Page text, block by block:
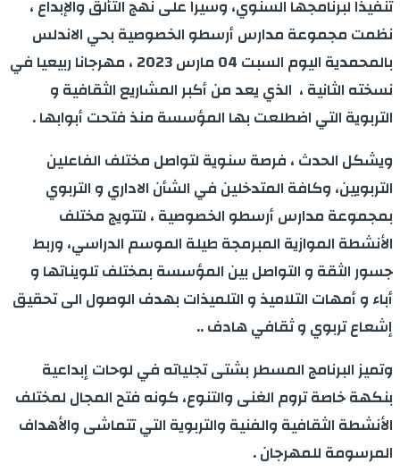
تنفيذا لبرنامجها السنوي، وسيرا على نهج التألق والإبداع ،
نظمت مجموعة مدارس أرسطو الخصوصية بحي الاندلس
بالمحمدية اليوم السبت 04 مارس 2023 ، مهرجانا ربيعيا في
نسخته الثانية ، الذي يعد من أكبر المشاريع الثقافية و
التربوية التي اضطلعت بها المؤسسة منذ فتحت أبوابها .
ويشكل الحدث ، فرصة سنوية لتواصل مختلف الفاعلين
التربويين، وكافة المتدخلين في الشأن الاداري و التربوي
بمجموعة مدارس أرسطو الخصوصية ، لتتويج مختلف
الأنشطة الموازية المبرمجة طيلة الموسم الدراسي، وربط
جسور الثقة و التواصل بين المؤسسة بمختلف تلويناتها و
أباء و أمهات التلاميذ و التلميذات بهدف الوصول الى تحقيق
إشعاع تربوي و ثقافي هادف ..
وتميز البرنامج المسطر بشتى تجلياته في لوحات إبداعية
بنكهة خاصة تروم الغنى والتنوع، كونه فتح المجال لمختلف
الأنشطة الثقافية والفنية والتربوية التي تتماشى والأهداف
المرسومة للمهرجان .